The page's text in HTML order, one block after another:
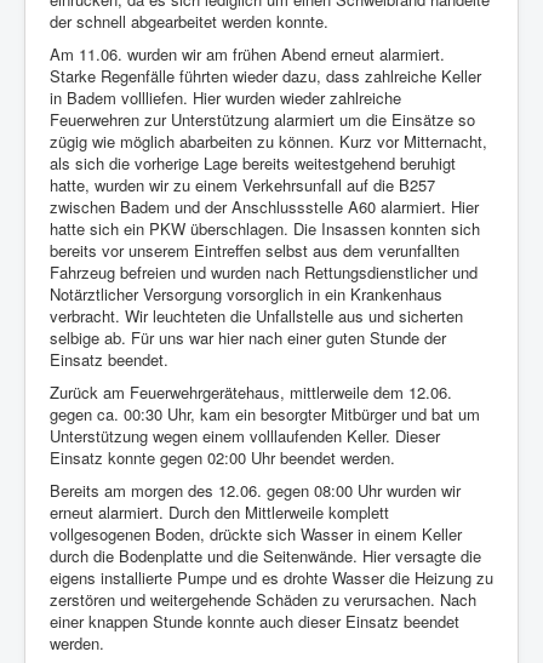
der schnell abgearbeitet werden konnte.
Am 11.06. wurden wir am frühen Abend erneut alarmiert.
Starke Regenfälle führten wieder dazu, dass zahlreiche Keller
in Badem vollliefen. Hier wurden wieder zahlreiche
Feuerwehren zur Unterstützung alarmiert um die Einsätze so
zügig wie möglich abarbeiten zu können. Kurz vor Mitternacht,
als sich die vorherige Lage bereits weitestgehend beruhigt
hatte, wurden wir zu einem Verkehrsunfall auf die B257
zwischen Badem und der Anschlussstelle A60 alarmiert. Hier
hatte sich ein PKW überschlagen. Die Insassen konnten sich
bereits vor unserem Eintreffen selbst aus dem verunfallten
Fahrzeug befreien und wurden nach Rettungsdienstlicher und
Notärztlicher Versorgung vorsorglich in ein Krankenhaus
verbracht. Wir leuchteten die Unfallstelle aus und sicherten
selbige ab. Für uns war hier nach einer guten Stunde der
Einsatz beendet.
Zurück am Feuerwehrgerätehaus, mittlerweile dem 12.06.
gegen ca. 00:30 Uhr, kam ein besorgter Mitbürger und bat um
Unterstützung wegen einem volllaufenden Keller. Dieser
Einsatz konnte gegen 02:00 Uhr beendet werden.
Bereits am morgen des 12.06. gegen 08:00 Uhr wurden wir
erneut alarmiert. Durch den Mittlerweile komplett
vollgesogenen Boden, drückte sich Wasser in einem Keller
durch die Bodenplatte und die Seitenwände. Hier versagte die
eigens installierte Pumpe und es drohte Wasser die Heizung zu
zerstören und weitergehende Schäden zu verursachen. Nach
einer knappen Stunde konnte auch dieser Einsatz beendet
werden.